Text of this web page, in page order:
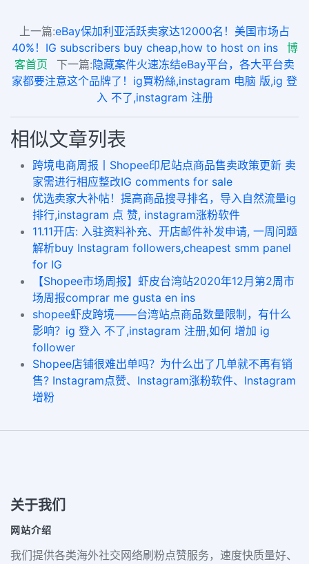
上一篇:eBay保加利亚活跃卖家达12000名！美国市场占
40%！IG subscribers buy cheap,how to host on ins
博
客首页
下一篇:隐藏案件火速冻结eBay平台，各大平台卖
家都要注意这个品牌了！ig買粉絲,instagram 电脑 版,ig 登
入 不了,instagram 注册
相似文章列表
跨境电商周报丨Shopee印尼站点商品售卖政策更新 卖
家需进行相应整改IG comments for sale
优选卖家大补帖！提高商品搜寻排名，导入自然流量ig
排行,instagram 点 赞, instagram涨粉软件
11.11开店: 入驻资料补充、开店邮件补发申请, 一周问题
解析buy Instagram followers,cheapest smm panel
for IG
【Shopee市场周报】虾皮台湾站2020年12月第2周市
场周报comprar me gusta en ins
shopee虾皮跨境——台湾站点商品数量限制，有什么
影响？ig 登入 不了,instagram 注册,如何 增加 ig
follower
Shopee店铺很难出单吗？为什么出了几单就不再有销
售? Instagram点赞、Instagram涨粉软件、Instagram
增粉
关于我们
网站介绍
我们提供各类海外社交网络刷粉点赞服务，速度快质量好、